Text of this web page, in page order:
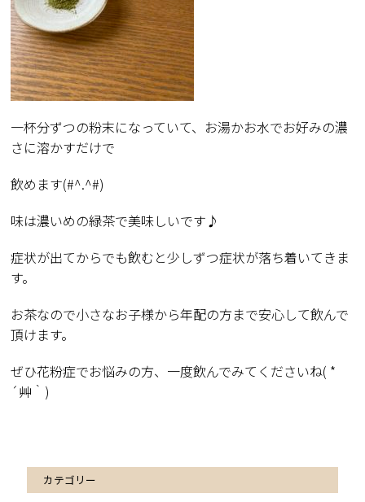
一杯分ずつの粉末になっていて、お湯かお水でお好みの濃
さに溶かすだけで
飲めます(#^.^#)
味は濃いめの緑茶で美味しいです♪
症状が出てからでも飲むと少しずつ症状が落ち着いてきま
す。
お茶なので小さなお子様から年配の方まで安心して飲んで
頂けます。
ぜひ花粉症でお悩みの方、一度飲んでみてくださいね( *
´艸｀)
カテゴリー